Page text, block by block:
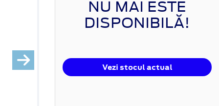
NU MAI ESTE
DISPONIBILĂ!
Vezi stocul actual